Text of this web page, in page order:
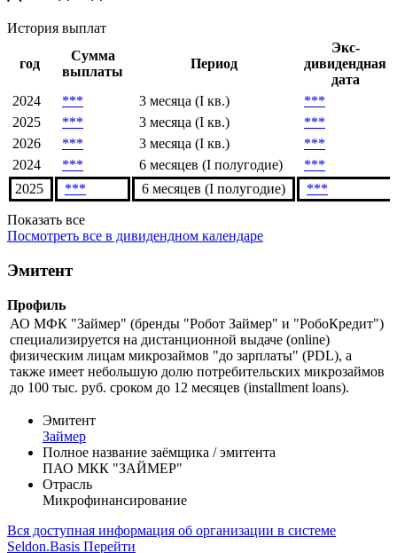
Дивиденды
год
Сумма
выплаты
Период
дивидендная
2024
*** 3 месяца (I кв.)
***
2025
*** 3 месяца (I кв.)
***
2026
*** 3 месяца (I кв.)
***
2024
***
Показать все
Посмотреть все в дивидендном календаре
Эмитент
Профиль
АО МФК "Займер" (бренды "Робот Займер" и "РобоКредит")
специализируется на дистанционной выдаче (online)
физическим лицам микрозаймов "до зарплаты" (PDL), а
также имеет небольшую долю потребительских микрозаймов
до 100 тыс. руб. сроком до 12 месяцев (installment loans).
Эмитент
Займер
Полное название заёмщика / эмитента
ПАО МКК "ЗАЙМЕР"
Отрасль